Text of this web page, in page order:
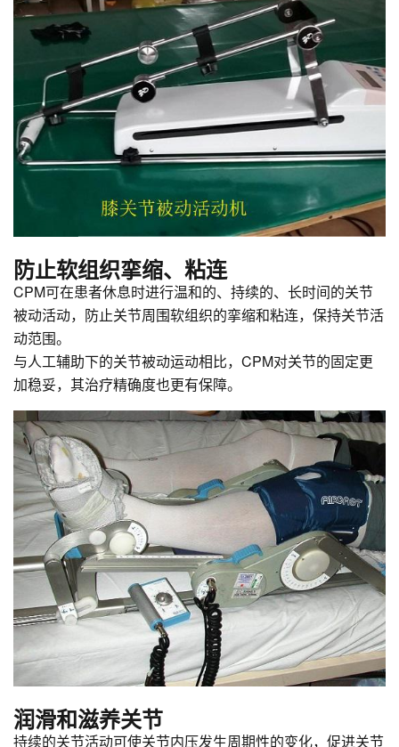
防止软组织挛缩、粘连
CPM可在患者休息时进行温和的、持续的、长时间的关节
被动活动，防止关节周围软组织的挛缩和粘连，保持关节活
动范围。
与人工辅助下的关节被动运动相比，CPM对关节的固定更
加稳妥，其治疗精确度也更有保障。
润滑和滋养关节
持续的关节活动可使关节内压发生周期性的变化，促进关节